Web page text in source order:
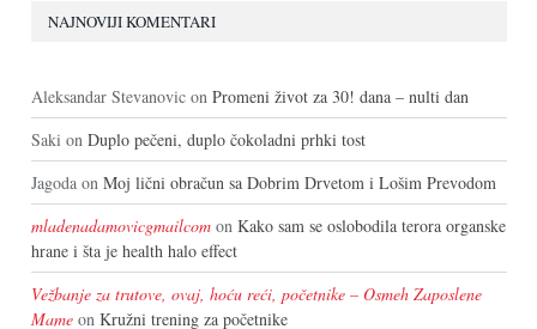
NAJNOVIJI KOMENTARI
Aleksandar Stevanovic on Promeni život za 30! dana – nulti dan
Saki on Duplo pečeni, duplo čokoladni prhki tost
Jagoda on Moj lični obračun sa Dobrim Drvetom i Lošim Prevodom
mladenadamovicgmailcom on Kako sam se oslobodila terora organske
hrane i šta je health halo effect
Vežbanje za trutove, ovaj, hoću reći, početnike – Osmeh Zaposlene
Mame on Kružni trening za početnike